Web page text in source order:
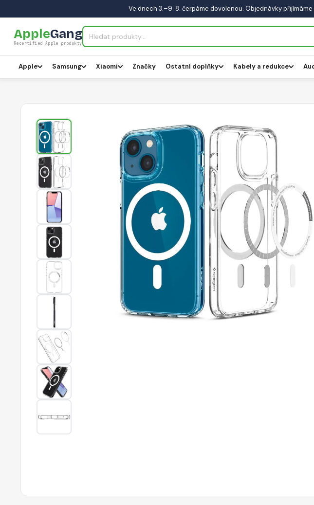
Ve dnech 3.–9. 8. čerpáme dovolenou. Objednávky
AppleGang
Recertified Apple produkty
Apple Samsung Xiaomi Značky Ostatní doplňky Kabely a redukce
Pouzdro
Spigen
Ultra
Hybrid
MagSafe
iPhone
13